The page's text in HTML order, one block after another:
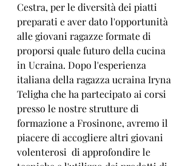
Cestra, per le diversità dei piatti
preparati e aver dato l'opportunità
alle giovani ragazze formate di
proporsi quale futuro della cucina
in Ucraina. Dopo l'esperienza
italiana della ragazza ucraina Iryna
Teligha che ha partecipato ai corsi
presso le nostre strutture di
formazione a Frosinone, avremo il
piacere di accogliere altri giovani
volenterosi  di approfondire le